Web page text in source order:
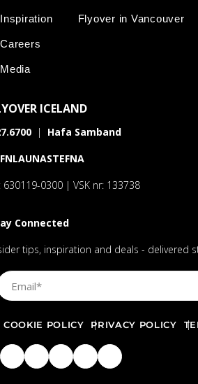
Inspiration
Careers
Media
Flyover in Vancouver
ICELAND
| Hafa Samband
630119-0300 | VSK nr: 133738
Connected
tips, inspiration and deals - delivered
Up Email
COOKIE POLICY PRIVACY POLICY